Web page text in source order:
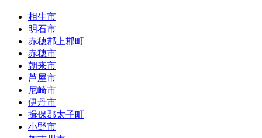
相生市
明石市
赤穂郡上郡町
赤穂市
朝来市
芦屋市
尼崎市
伊丹市
揖保郡太子町
小野市